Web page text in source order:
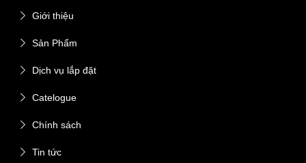
Giới thiệu
Sản Phẩm
Dịch vụ lắp đặt
Catelogue
Chính sách
Tin tức